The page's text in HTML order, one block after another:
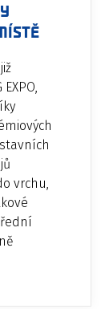
vrchu,